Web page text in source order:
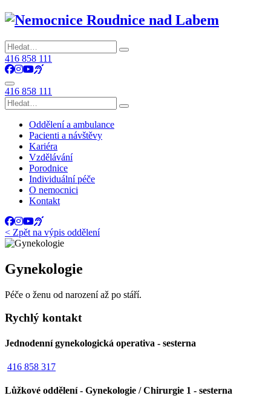
416 858 111
Facebook
Instagram
YouTube
416 858 111
Oddělení a ambulance
Pacienti a návštěvy
Kariéra
Vzdělávání
Porodnice
Individuální péče
O nemocnici
Kontakt
Facebook
Instagram
YouTube
< Zpět na výpis oddělení
Gynekologie
Péče o ženu od narození až po stáří.
Rychlý kontakt
Jednodenní gynekologická operativa - sesterna
416 858 317
Lůžkové oddělení - Gynekologie / Chirurgie 1 - sesterna